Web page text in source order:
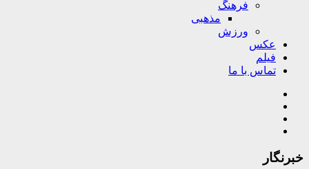
فرهنگ
مذهبی
ورزش
عکس
فیلم
تماس با ما
خبرنگار